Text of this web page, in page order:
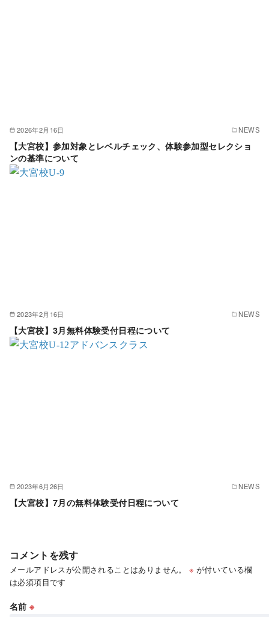
2026年2月16日 NEWS
【大宮校】参加対象とレベルチェック、体験参加型セレクショ
ンの基準について
2023年2月16日 NEWS
【大宮校】3月無料体験受付日程について
2023年6月26日 NEWS
【大宮校】7月の無料体験受付日程について
コメントを残す
メールアドレスが公開されることはありません。 ※ が付いている欄
は必須項目です
名前※